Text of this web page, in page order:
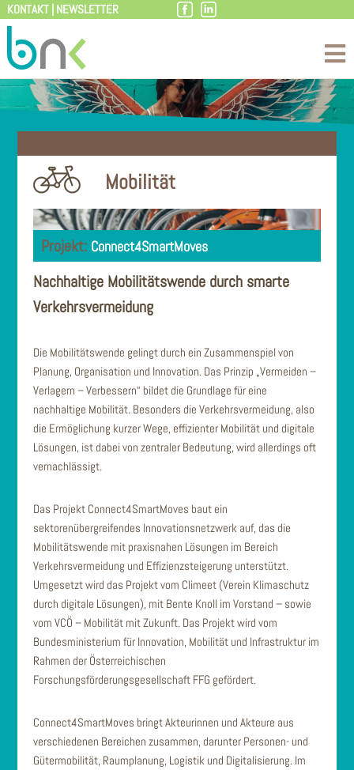
Zum
Inhalt
KONTAKT| NEWSLETTER
Mobilität
Connect4SmartMoves
Nachhaltige Mobilitätswende durch smarte
Verkehrsvermeidung
Die Mobilitätswende gelingt durch ein Zusammenspiel von
Planung, Organisation und Innovation. Das Prinzip „Vermeiden –
Verlagern – Verbessern“ bildet die Grundlage für eine
nachhaltige Mobilität. Besonders die Verkehrsvermeidung, also
die Ermöglichung kurzer Wege, effizienter Mobilität und digitale
Lösungen, ist dabei von zentraler Bedeutung, wird allerdings oft
vernachlässigt.
Das Projekt Connect4SmartMoves baut ein
sektorenübergreifendes Innovationsnetzwerk auf, das die
Mobilitätswende mit praxisnahen Lösungen im Bereich
Verkehrsvermeidung und Effizienzsteigerung unterstützt.
Umgesetzt wird das Projekt vom Climeet (Verein Klimaschutz
durch digitale Lösungen), mit Bente Knoll im Vorstand – sowie
vom VCÖ – Mobilität mit Zukunft. Das Projekt wird vom
Bundesministerium für Innovation, Mobilität und Infrastruktur im
Rahmen der Österreichischen
Forschungsförderungsgesellschaft FFG gefördert.
Connect4SmartMoves bringt Akteurinnen und Akteure aus
verschiedenen Bereichen zusammen, darunter Personen- und
Gütermobilität, Raumplanung, Logistik und Digitalisierung. Im